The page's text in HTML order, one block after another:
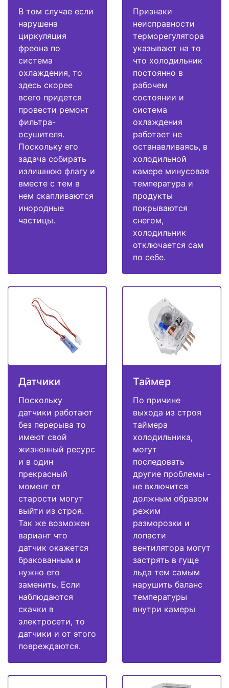
В том случае если
нарушена
циркуляция
фреона по
система
охлаждения, то
здесь скорее
всего придется
провести ремонт
фильтра-
осушителя.
Поскольку его
задача собирать
излишнюю флагу и
вместе с тем в
нем скапливаются
инородные
частицы.
Признаки
неисправности
терморегулятора
указывают на то
что холодильник
постоянно в
рабочем
состоянии и
система
охлаждения
работает не
останавливаясь, в
холодильной
камере минусовая
температура и
продукты
покрываются
снегом,
холодильник
отключается сам
по себе.
Датчики
Поскольку
датчики работают
без перерыва то
имеют свой
жизненный ресурс
и в один
прекрасный
момент от
старости могут
выйти из строя.
Так же возможен
вариант что
датчик окажется
бракованным и
нужно его
заменить. Если
наблюдаются
скачки в
электросети, то
датчики и от этого
повреждаются.
Таймер
По причине
выхода из строя
таймера
холодильника,
могут
последовать
другие проблемы -
не включится
должным образом
режим
разморозки и
лопасти
вентилятора могут
застрять в гуще
льда тем самым
нарушить баланс
температуры
внутри камеры